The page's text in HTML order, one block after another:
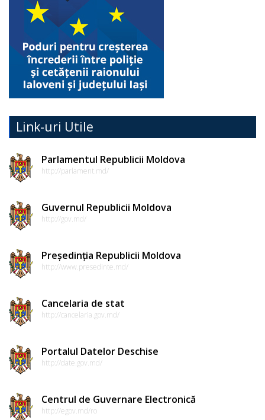
Link-uri Utile
Parlamentul Republicii Moldova
http://parlament.md/
Guvernul Republicii Moldova
http://gov.md/
Președinția Republicii Moldova
http://www.presedinte.md/
Cancelaria de stat
http://cancelaria.gov.md/
Portalul Datelor Deschise
http://date.gov.md/
Centrul de Guvernare Electronică
http://egov.md/ro